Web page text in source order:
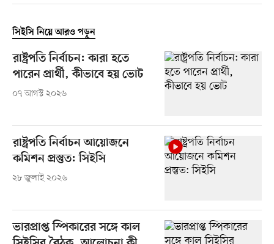
সিইসি নিয়ে আরও পড়ুন
রাষ্ট্রপতি নির্বাচন: কারা হতে
পারেন প্রার্থী, কীভাবে হয় ভোট
০৭ আগস্ট ২০২৬
রাষ্ট্রপতি নির্বাচন আয়োজনে
কমিশন প্রস্তুত: সিইসি
২৮ জুলাই ২০২৬
ভারপ্রাপ্ত স্পিকারের সঙ্গে কাল